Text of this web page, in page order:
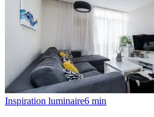
Inspiration luminaire6 min